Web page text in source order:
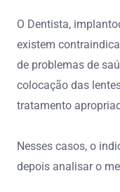
O Dentista,
existem
de problemas de
colocação das
tratamento
Nesses casos, o
depois analisar o